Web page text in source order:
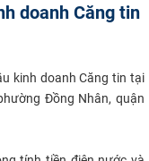
doanh Căng tin
kinh doanh Căng tin tại
Đồng Nhân, quận